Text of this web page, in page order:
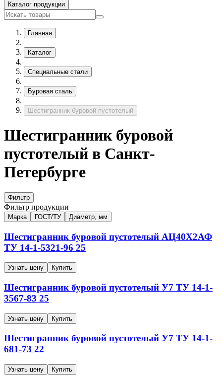
Каталог продукции
Главная
Каталог
Специальные стали
Буровая сталь
Шестигранник буровой пустотелый
Шестигранник буровой
пустотелый в Санкт-
Петербурге
Фильтр
Фильтр продукции
Марка ГОСТ/ТУ Диаметр, мм
Шестигранник буровой пустотелый АЦ40Х2АФ
ТУ 14-1-5321-96 25
Узнать цену Купить
Шестигранник буровой пустотелый У7 ТУ 14-1-
3567-83 25
Узнать цену Купить
Шестигранник буровой пустотелый У7 ТУ 14-1-
681-73 22
Узнать цену Купить